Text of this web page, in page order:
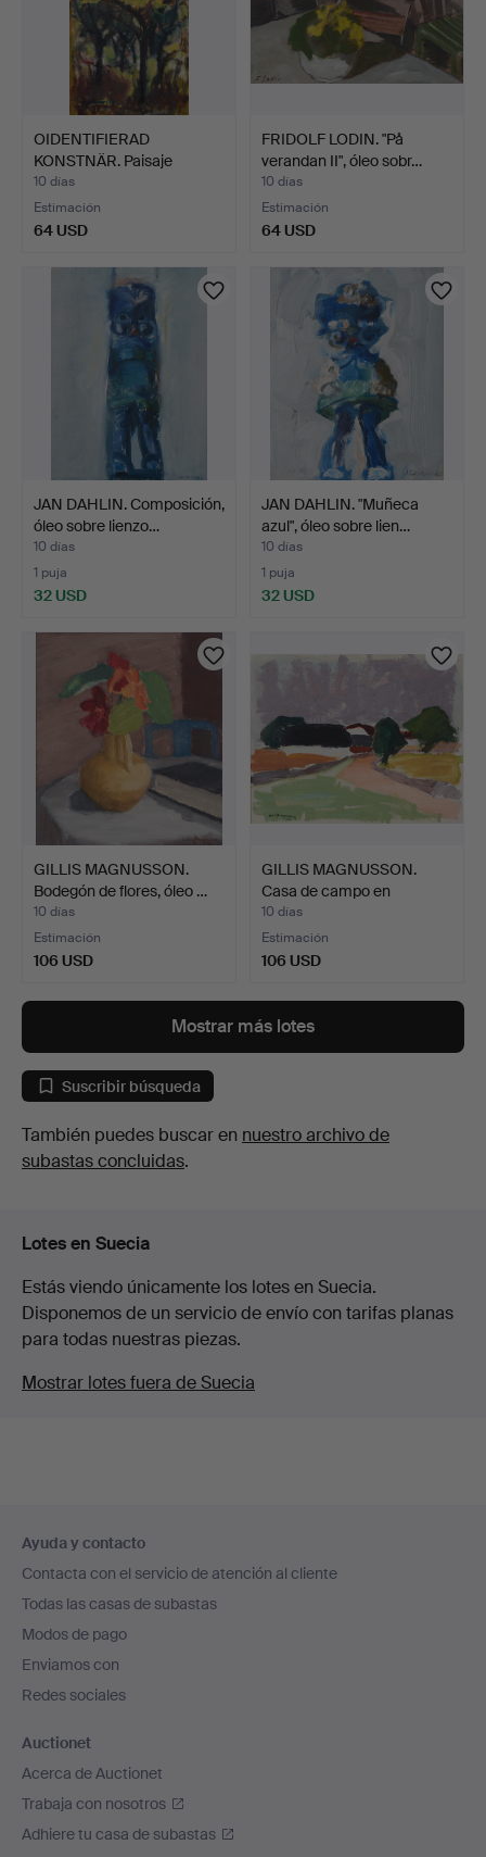
OIDENTIFIERAD
KONSTNÄR. Paisaje
expresioni…
10 días
Estimación
64 USD
FRIDOLF LODIN. "På
verandan II", óleo sobr…
10 días
Estimación
64 USD
JAN DAHLIN. Composición,
óleo sobre lienzo…
10 días
1 puja
32 USD
JAN DAHLIN. "Muñeca
azul", óleo sobre lien…
10 días
1 puja
32 USD
GILLIS MAGNUSSON.
Bodegón de flores, óleo …
10 días
Estimación
106 USD
GILLIS MAGNUSSON.
Casa de campo en
Escania…
10 días
Estimación
106 USD
Mostrar más lotes
Suscribir búsqueda
También puedes buscar en nuestro archivo de
subastas concluidas.
Lotes en Suecia
Estás viendo únicamente los lotes en Suecia.
Disponemos de un servicio de envío con tarifas planas
para todas nuestras piezas.
Mostrar lotes fuera de Suecia
en
el
pie
de
página
Ayuda y contacto
Contacta con el servicio de atención al cliente
Todas las casas de subastas
Modos de pago
Enviamos con
Redes sociales
Auctionet
Acerca de Auctionet
Trabaja con nosotros
Adhiere tu casa de subastas